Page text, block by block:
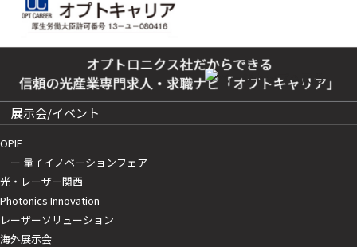
展示会/イベント
OPIE
ー 量子イノベーションフェア
光・レーザー関西
Photonics Innovation
レーザーソリューション
海外展示会